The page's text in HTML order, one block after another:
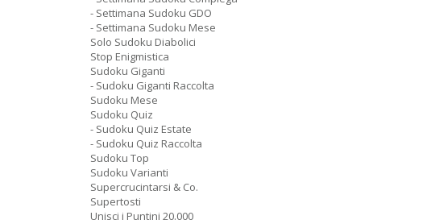
- Settimana Sudoku GDO
- Settimana Sudoku Mese
Solo Sudoku Diabolici
Stop Enigmistica
Sudoku Giganti
- Sudoku Giganti Raccolta
Sudoku Mese
Sudoku Quiz
- Sudoku Quiz Estate
- Sudoku Quiz Raccolta
Sudoku Top
Sudoku Varianti
Supercrucintarsi & Co.
Supertosti
Unisci i Puntini 20.000